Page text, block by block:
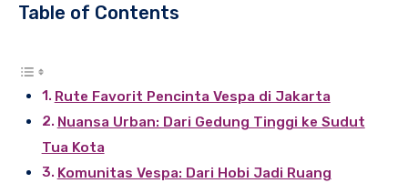
Table of Contents
Rute Favorit Pencinta Vespa di Jakarta
Nuansa Urban: Dari Gedung Tinggi ke Sudut
Tua Kota
Komunitas Vespa: Dari Hobi Jadi Ruang